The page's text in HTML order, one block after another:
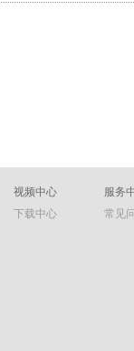
视频中心
下载中心
服务
常见